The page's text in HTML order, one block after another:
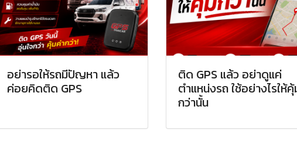
อย่ารอให้รถมีปัญหา แล้ว
ค่อยคิดติด GPS
ติด GPS แล้ว อย่าดูแค่
ตำแหน่งรถ ใช้อย่างไรให้
กว่านั้น